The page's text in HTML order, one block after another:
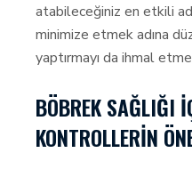
atabileceğiniz en etkili
minimize etmek adına
yaptırmayı da ihmal
BÖBREK SAĞLIĞI
KONTROLLERIN